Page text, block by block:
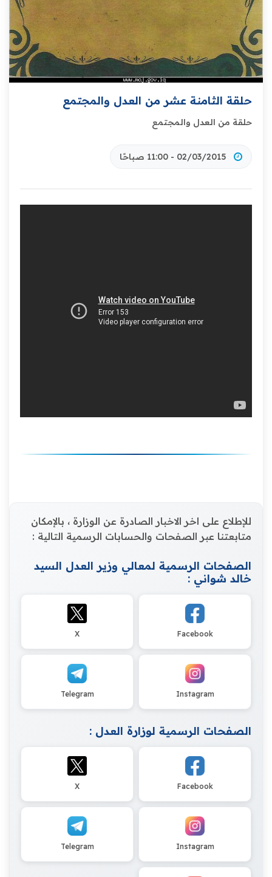
حلقة الثامنة عشر من العدل والمجتمع
حلقة من العدل والمجتمع
02/03/2015 - 11:00 صباحًا
للإطلاع على اخر الاخبار الصادرة عن الوزارة ، بالإمكان
متابعتنا عبر الصفحات والحسابات الرسمية التالية :
الصفحات الرسمية لمعالي وزير العدل السيد
خالد شواني :
Facebook
X
Instagram
Telegram
الصفحات الرسمية لوزارة العدل :
Facebook
X
Instagram
Telegram